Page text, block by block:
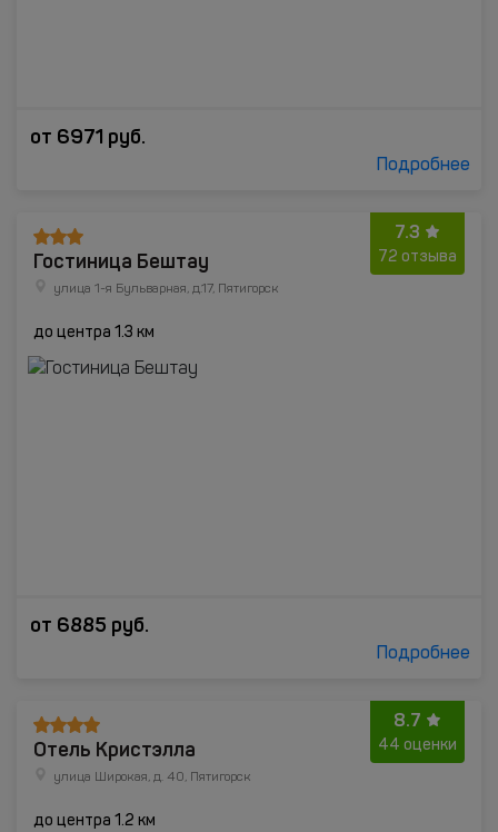
от 6971 руб.
Подробнее
7.3
72 отзыва
Гостиница Бештау
улица 1-я Бульварная, д.17, Пятигорск
до центра 1.3 км
от 6885 руб.
Подробнее
8.7
44 оценки
Отель Кристэлла
улица Широкая, д. 40, Пятигорск
до центра 1.2 км